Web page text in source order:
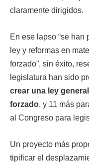
claramente dirigidos.
En ese lapso “se
ley y reformas en
forzado”, sin éxito,
legislatura han sido
crear una ley
forzado, y 11 más
al Congreso para
Un proyecto más
tipificar el